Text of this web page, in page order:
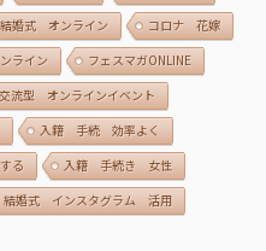
婚式 オンライン
コロナ 花嫁
ライン
フェスマガONLINE
交流型 オンラインイベント
入籍 手続 効率よく
る
入籍 手続き 女性
結婚式 インスタグラム 活用